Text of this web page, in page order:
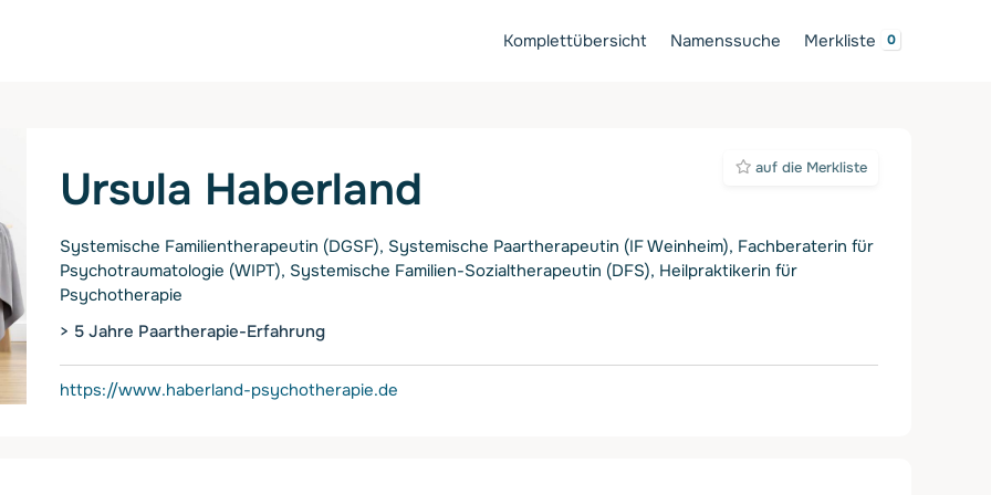
Komplettübersicht Namenssuche Merkliste
auf die Merkliste
Ursula Haberland
Systemische Familientherapeutin (DGSF), Systemische Paartherapeutin (IF Weinheim), Fachberaterin für
Psychotraumatologie (WIPT), Systemische Familien-Sozialtherapeutin (DFS), Heilpraktikerin für
Psychotherapie
> 5 Jahre Paartherapie-Erfahrung
https://www.haberland-psychotherapie.de